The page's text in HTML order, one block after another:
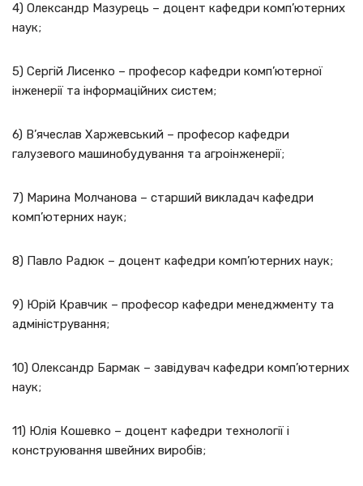
4) Олександр Мазурець – доцент кафедри комп’ютерних
наук;
5) Сергій Лисенко – професор кафедри комп’ютерної
інженерії та інформаційних систем;
6) В’ячеслав Харжевський – професор кафедри
галузевого машинобудування та агроінженерії;
7) Марина Молчанова – старший викладач кафедри
комп’ютерних наук;
8) Павло Радюк – доцент кафедри комп’ютерних наук;
9) Юрій Кравчик – професор кафедри менеджменту та
адміністрування;
10) Олександр Бармак – завідувач кафедри комп’ютерних
наук;
11) Юлія Кошевко – доцент кафедри технології і
конструювання швейних виробів;